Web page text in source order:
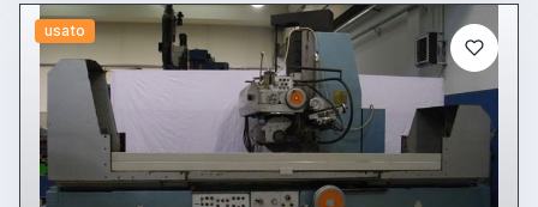
usato